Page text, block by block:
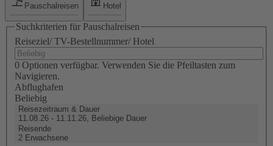
Pauschalreisen Hotel
Suchkriterien für Pauschalreisen
Reiseziel/ TV-Bestellnummer/ Hotel
0 Optionen verfügbar. Verwenden Sie die Pfeiltasten zum
Navigieren.
Abflughafen
Beliebig
Reisezeitraum & Dauer
11.08.26 - 11.11.26, Beliebige Dauer
Reisende
2 Erwachsene